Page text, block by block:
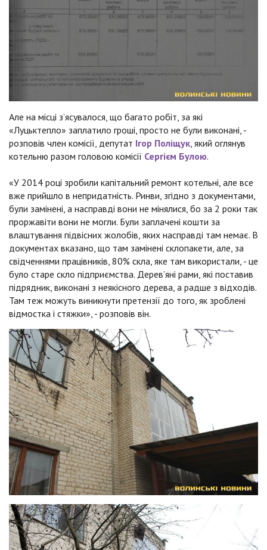
Але на місці з’ясувалося, що багато робіт, за які
«Луцьктепло» заплатило гроші, просто не були виконані, -
розповів член комісії, депутат Ігор Поліщук, який оглянув
котельню разом головою комісії Сергієм Булою.
«У 2014 році зробили капітальний ремонт котельні, але все
вже прийшло в непридатність. Ринви, згідно з документами,
були замінені, а насправді вони не мінялися, бо за 2 роки так
проржавіти вони не могли. Були заплачені кошти за
влаштування підвісних жолобів, яких насправді там немає. В
документах вказано, що там замінені склопакети, але, за
свідченнями працівників, 80% скла, яке там використали, - це
було старе скло підприємства. Дерев’яні рами, які поставив
підрядник, виконані з неякісного дерева, а радше з відходів.
Там теж можуть виникнути претензії до того, як зроблені
відмостка і стяжки», - розповів він.